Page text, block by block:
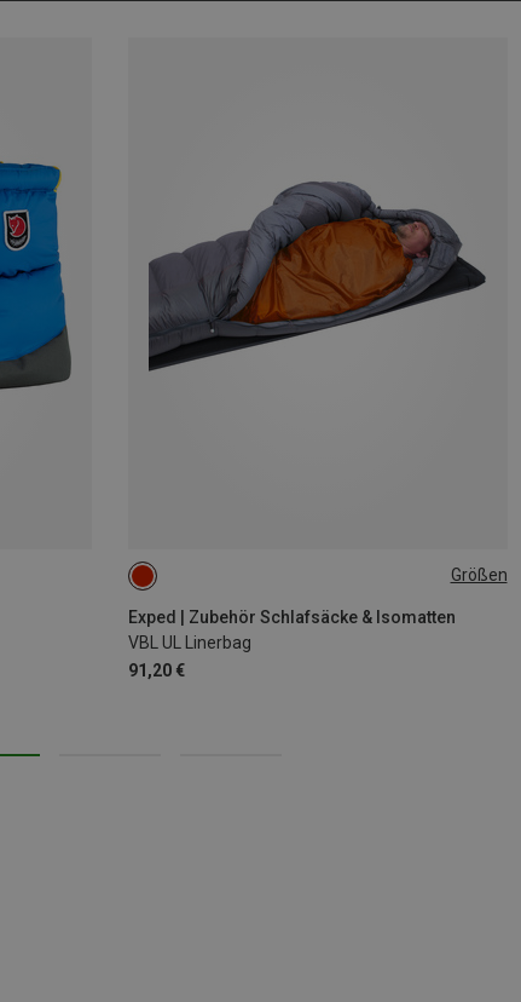
Größen
Exped | Zubehör Schlafsäcke & Isomatten
VBL UL Linerbag
91,20 €
ONE SIZE